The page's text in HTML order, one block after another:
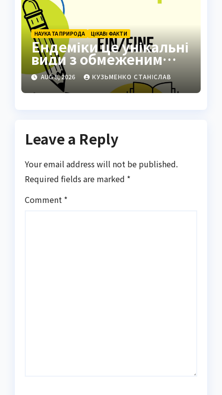
НАУКА ТА ПРИРОДА ЦІКАВІ ФАКТИ
Ендеміки це унікальні
види з обмеженим
ареалом
AUG 8, 2026 КУЗЬМЕНКО СТАНІСЛАВ
Leave a Reply
Your email address will not be published.
Required fields are marked *
Comment *